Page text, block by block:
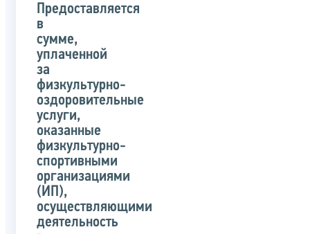
Предоставляется
в
сумме,
уплаченной
за
физкультурно-
оздоровительные
услуги,
оказанные
физкультурно-
спортивными
организациями
(ИП),
осуществляющими
деятельность